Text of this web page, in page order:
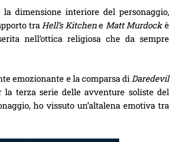
dimensione interiore del personaggio,
traHell’s Kitchene Matt Murdockè
nell’ottica religiosa che da sempre
emozionante e la comparsa diDaredevil
la terza serie delle avventure soliste del
ho vissuto un’altalena emotiva tra